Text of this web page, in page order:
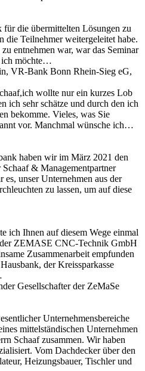
die übermittelten Lösungen zu
die Teilnehmer weitergeleitet habe.
entnehmen war, war das Seminar
ich möchte…
VR-Bank Bonn Rhein-Sieg eG,
wollte nur ein kurzes Lob
ich sehr schätze und durch den ich
bekomme. Vieles, was Sie
vor. Manchmal wünsche ich…
haben wir im März 2021 den
& Managementpartner
unser Unternehmen aus der
zu lassen, um auf diese
ich Ihnen auf diesem Wege einmal
ZEMASE CNC-Technik GmbH
Zusammenarbeit empfunden
der Kreissparkasse
Gesellschafter der ZeMaSe
Unternehmensbereiche
mittelständischen Unternehmen
Schaaf zusammen. Wir haben
Vom Dachdecker über den
Heizungsbauer, Tischler und